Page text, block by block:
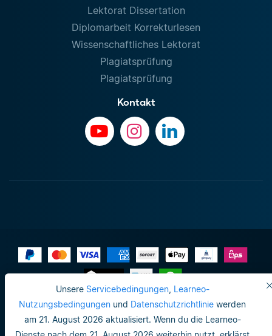
Unsere Servicebedingungen, Learneo-
Nutzungsbedingungen und Datenschutzrichtlinie werden
am 21. August 2026 aktualisiert. Wenn du die Learneo-
Lektorat Dissertation
Diplomarbeit Korrekturlesen
Wissenschaftliches Lektorat
Plagiatsprüfung
Plagiatsprüfung
Kontakt
Impressum
Datenschutzrichtlinie